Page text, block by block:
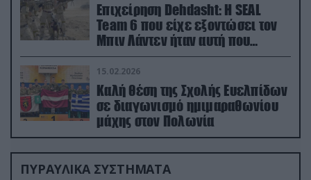
Επιχείρηση Dehdasht: Η SEAL
Team 6 που είχε εξοντώσει τον
Μπιν Λάντεν ήταν αυτή που
διέσωσε τον πιλότο του F-15
15.02.2026
Καλή θέση της Σχολής Ευελπίδων
σε διαγωνισμό ημιμαραθωνίου
μάχης στον Πολωνία
ΠΥΡΑΥΛΙΚΑ ΣΥΣΤΗΜΑΤΑ